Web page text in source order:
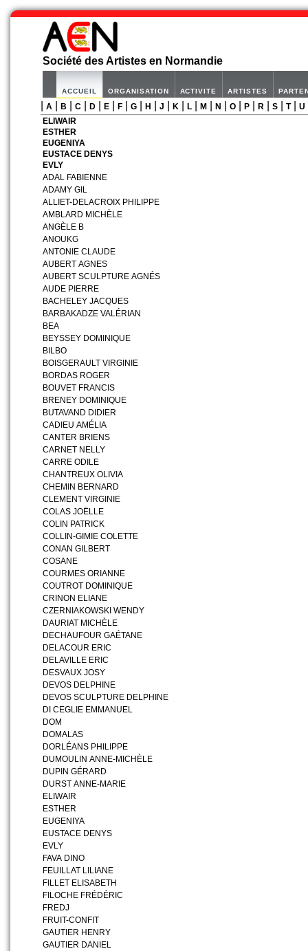
Société des Artistes en Normandie
ACCUEIL ORGANISATION ACTIVITE ARTISTES
A B C| D| E| F| G| H J K L| M| N O| P| R S| T| U
ELIWAIR
ESTHER
EUGENIYA
EUSTACE DENYS
EVLY
ADAL FABIENNE
ADAMY GIL
ALLIET-DELACROIX PHILIPPE
AMBLARD MICHÈLE
ANGÈLE B
ANOUKG
ANTONIE CLAUDE
AUBERT AGNES
AUBERT SCULPTURE AGNÉS
AUDE PIERRE
BACHELEY JACQUES
BARBAKADZE VALÉRIAN
BEA
BEYSSEY DOMINIQUE
BILBO
BOISGERAULT VIRGINIE
BORDAS ROGER
BOUVET FRANCIS
BRENEY DOMINIQUE
BUTAVAND DIDIER
CADIEU AMÉLIA
CANTER BRIENS
CARNET NELLY
CARRE ODILE
CHANTREUX OLIVIA
CHEMIN BERNARD
CLEMENT VIRGINIE
COLAS JOËLLE
COLIN PATRICK
COLLIN-GIMIE COLETTE
CONAN GILBERT
COSANE
COURMES ORIANNE
COUTROT DOMINIQUE
CRINON ELIANE
CZERNIAKOWSKI WENDY
DAURIAT MICHÈLE
DECHAUFOUR GAÉTANE
DELACOUR ERIC
DELAVILLE ERIC
DESVAUX JOSY
DEVOS DELPHINE
DEVOS SCULPTURE DELPHINE
DI CEGLIE EMMANUEL
DOM
DOMALAS
DORLÉANS PHILIPPE
DUMOULIN ANNE-MICHÈLE
DUPIN GÉRARD
DURST ANNE-MARIE
ELIWAIR
ESTHER
EUGENIYA
EUSTACE DENYS
EVLY
FAVA DINO
FEUILLAT LILIANE
FILLET ELISABETH
FILOCHE FRÉDÉRIC
FREDJ
FRUIT-CONFIT
GAUTIER HENRY
GAUTIER DANIEL